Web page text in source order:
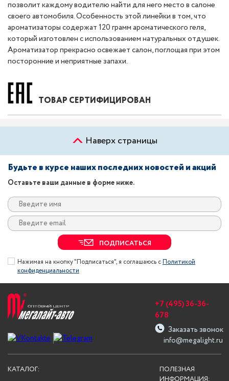
позволит каждому водителю найти для него место в салоне
своего автомобиля. Особенность этой линейки в том, что
ароматизаторы содержат 120 грамм ароматического геля,
который изготовлен с использованием натуральных отдушек.
Ароматизатор прекрасно освежает салон, поглощая при этом
посторонние и неприятные запахи.
ТОВАР СЕРТИФИЦИРОВАН
Наверх страницы
Будьте в курсе наших последних новостей и акций
Оставьте ваши данные в форме ниже.
ПОДПИСАТЬСЯ
Нажимая на кнопку "Подписаться", я соглашаюсь сПолитикой
конфиденциальности
info@megalight.ru
+7 (495) 36-36-
678
Заказать звонок
ПОЛЕЗНАЯ
КАТАЛОГ: